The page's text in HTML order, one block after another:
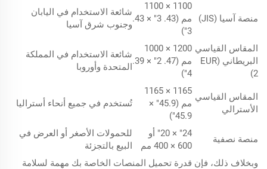
منصة آسيا (JIS)
1100 × 1100
مم (43. 3" × 43.
3")
شائعة الاستخدام في اليابان
وجنوب شرق آسيا
المقاس القياسي
البريطاني (EUR
2)
1200 × 1000
مم (47. 2" × 39.
4")
شائعة الاستخدام في المملكة
المتحدة وأوروبا
المقاس القياسي
الأسترالي
1165 × 1165
مم (45.9" ×
45.9")
تُستخدم في جميع أنحاء أستراليا
منصة نصفية
24" × 20" أو
600 × 400 مم
للحمولات الأصغر أو العرض في
البيع بالتجزئة
وبخلاف ذلك، فإن قدرة تحميل المنصات الخاصة بك مهمة لسلامة